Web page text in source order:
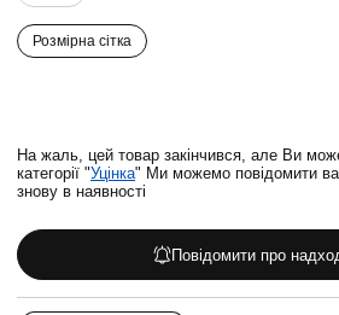
Розмірна сітка
На жаль, цей товар закінчився, але Ви
категорії "Уцінка" Ми можемо повідомити
знову в наявності
Повідомити про